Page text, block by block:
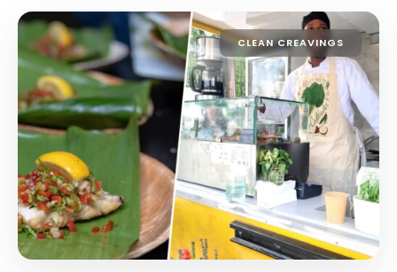
CLEAN CREAVINGS